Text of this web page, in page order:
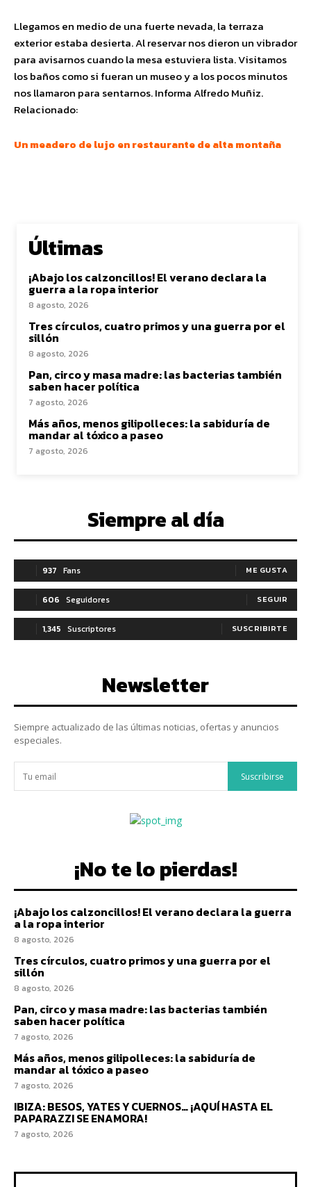
Llegamos en medio de una fuerte nevada, la terraza
exterior estaba desierta. Al reservar nos dieron un vibrador
para avisarnos cuando la mesa estuviera lista. Visitamos
los baños como si fueran un museo y a los pocos minutos
nos llamaron para sentarnos. Informa Alfredo Muñiz.
Relacionado:
Un meadero de lujo en restaurante de alta montaña
Últimas
¡Abajo los calzoncillos! El verano declara la
guerra a la ropa interior
8 agosto, 2026
Tres círculos, cuatro primos y una guerra por el
sillón
8 agosto, 2026
Pan, circo y masa madre: las bacterias también
saben hacer política
7 agosto, 2026
Más años, menos gilipolleces: la sabiduría de
mandar al tóxico a paseo
7 agosto, 2026
Siempre al día
937 Fans ME GUSTA
606 Seguidores SEGUIR
1,345 Suscriptores SUSCRIBIRTE
Newsletter
Siempre actualizado de las últimas noticias, ofertas y anuncios
especiales.
Suscribirse
¡No te lo pierdas!
¡Abajo los calzoncillos! El verano declara la guerra
a la ropa interior
8 agosto, 2026
Tres círculos, cuatro primos y una guerra por el
sillón
8 agosto, 2026
Pan, circo y masa madre: las bacterias también
saben hacer política
7 agosto, 2026
Más años, menos gilipolleces: la sabiduría de
mandar al tóxico a paseo
7 agosto, 2026
IBIZA: BESOS, YATES Y CUERNOS… ¡AQUÍ HASTA EL
PAPARAZZI SE ENAMORA!
7 agosto, 2026